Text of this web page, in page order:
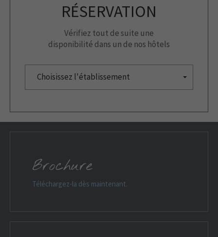
RÉSERVATION
Vérifiez tout de suite une
disponibilité dans un de nos hôtels
Choisissez l'établissement
Brochure
Téléchargez-la dès maintenant.